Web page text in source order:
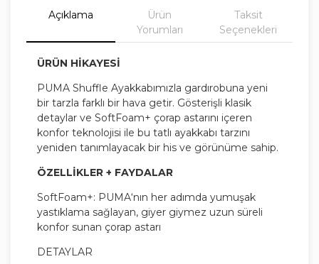
Açıklama
Ürün
Yorumları
Taksit
Seçenekleri
ÜRÜN HİKAYESİ
PUMA Shuffle Ayakkabımızla gardırobuna yeni
bir tarzla farklı bir hava getir. Gösterişli klasik
detaylar ve SoftFoam+ çorap astarını içeren
konfor teknolojisi ile bu tatlı ayakkabı tarzını
yeniden tanımlayacak bir his ve görünüme sahip.
ÖZELLİKLER + FAYDALAR
SoftFoam+: PUMA‘nın her adımda yumuşak
yastıklama sağlayan, giyer giymez uzun süreli
konfor sunan çorap astarı
DETAYLAR